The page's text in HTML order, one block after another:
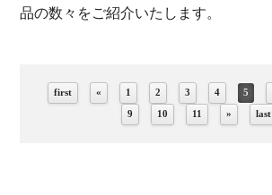
品の数々をご紹介いたします。
first « 1 2 3 4 5
9 10 11 » last